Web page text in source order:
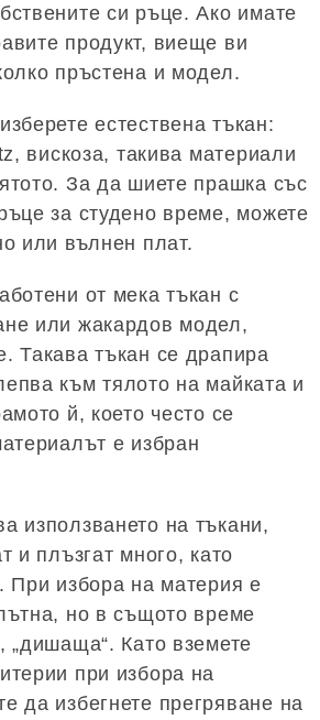
си ръце. Ако имате
продукт, виеще ви
пръстена и модел.
естествена тъкан:
вискоза, такива материали
За да шиете прашка със
за студено време, можете
или вълнен плат.
от мека тъкан с
или жакардов модел,
Такава тъкан се драпира
към тялото на майката и
й, което често се
е избран
използването на тъкани,
и плъзгат много, като
При избора на материя е
но в същото време
„дишаща“. Като вземете
при избора на
да избегнете прегряване на